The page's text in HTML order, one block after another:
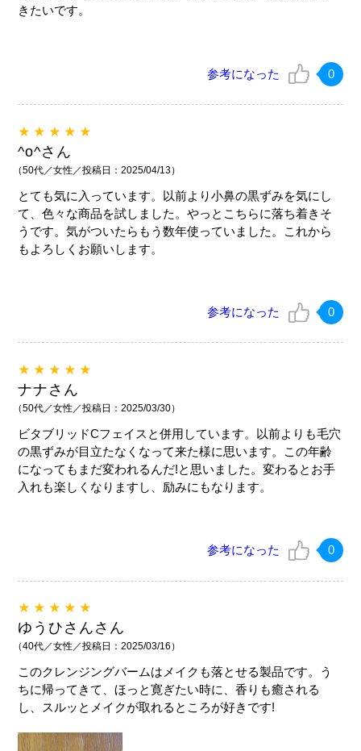
きたいです。
参考になった 0
★★★★★
^o^さん
（50代／女性／投稿日：2025/04/13）
とても気に入っています。以前より小鼻の黒ずみを気にし
て、色々な商品を試しました。やっとこちらに落ち着きそ
うです。気がついたらもう数年使っていました。これから
もよろしくお願いします。
参考になった 0
★★★★★
ナナさん
（50代／女性／投稿日：2025/03/30）
ビタブリッドCフェイスと併用しています。以前よりも毛穴
の黒ずみが目立たなくなって来た様に思います。この年齢
になってもまだ変われるんだ!と思いました。変わるとお手
入れも楽しくなりますし、励みにもなります。
参考になった 0
★★★★★
ゆうひさんさん
（40代／女性／投稿日：2025/03/16）
このクレンジングバームはメイクも落とせる製品です。う
ちに帰ってきて、ほっと寛ぎたい時に、香りも癒される
し、スルッとメイクが取れるところが好きです!